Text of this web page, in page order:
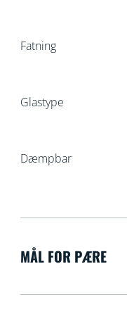
Fatning
Glastype
Dæmpbar
MÅL FOR PÆRE